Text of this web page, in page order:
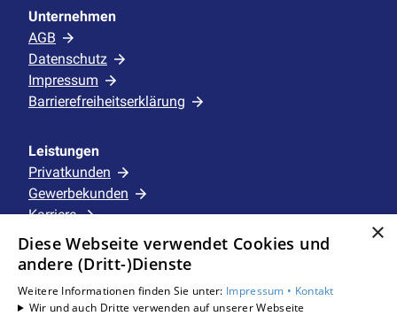
Unternehmen
AGB
Datenschutz
Impressum
Barrierefreiheitserklärung
Leistungen
Privatkunden
Gewerbekunden
Karriere
Unternehmen
Standorte
Schermbeck
×
Diese Webseite verwendet Cookies und
andere (Dritt-)Dienste
Weitere Informationen finden Sie unter: Impressum • Kontakt
Wir und auch Dritte verwenden auf unserer Webseite